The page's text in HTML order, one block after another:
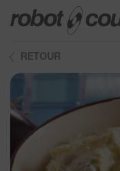
RETOUR
Accès